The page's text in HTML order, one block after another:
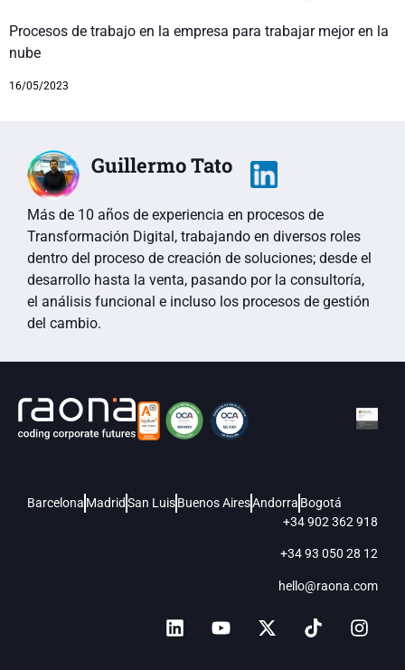
Procesos de trabajo en la empresa para trabajar mejor en la
nube
16/05/2023
Guillermo Tato
Más de 10 años de experiencia en procesos de
Transformación Digital, trabajando en diversos roles
dentro del proceso de creación de soluciones; desde el
desarrollo hasta la venta, pasando por la consultoría,
el análisis funcional e incluso los procesos de gestión
del cambio.
Barcelona MadridSan LuisBuenos AiresAndorra Bogotá
+34 902 362 918
+34 93 050 28 12
hello@raona.com